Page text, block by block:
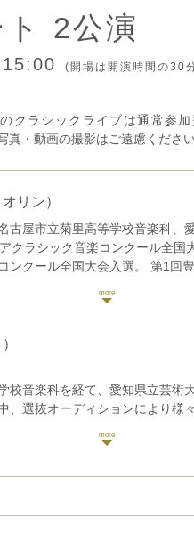
2公演
(開場は開演時間の30
クラシックライブは通常参
・動画の撮影はご遠慮ください
リン）
古屋市立菊里高等学校音楽科、
クラシック音楽コンクール全国
ンクール全国大会入選。 第1回
ばにあるもの」を開催。愛知県
音楽のヴァイオリン演奏を担当。
ンを鳥居愛子、平田文、植村太
化振興財団より豊田文化新人賞
に行う。
校音楽科を経て、愛知県立芸術
、選抜オーディションにより様
連盟ピアノオーディション全国
レーコンサートVol.118「燈-と
をのせて歩むコンサート」にて